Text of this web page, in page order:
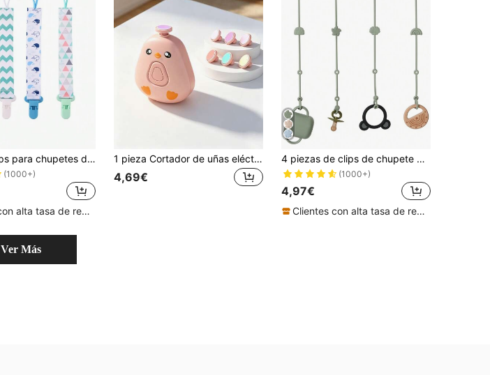
Set de 4 clips para chupetes de bebé - Clips para chupetes para niños y niñas que se ajustan a la mayoría de los chupetes, regalo de Acción de Gracias
(1000+)
Clientes con alta tasa de repetición
1 pieza Cortador de uñas eléctrico para bebé 6-en-1 Juego completo | Diseño de pollito lindo Funcionamiento silencioso | Múltiples cabezales de repuesto Anti-pellizco Anti-arañazos | Kit de cuidado de uñas para bebé | Herramienta de recorte y aseo de uñas para recién nacidos e infantes
4,69€
4 piezas de clips de chupete de silicona suave para dentición, soportes ajustables para chupetes de bebé, accesorios para cochecito de bebé
(1000+)
4,97€
Clientes con alta tasa de repetición
Ver Más